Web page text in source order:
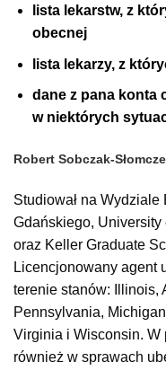
lista lekarstw, z
obecnej
lista lekarzy, z
dane z pana konta
w niektórych
Robert Sobczak-
Studiował na
Gdańskiego,
oraz Keller Graduate
Licencjonowany agent
terenie stanów: Illinois,
Pennsylvania,
Virginia i Wisconsin. W
również w sprawach